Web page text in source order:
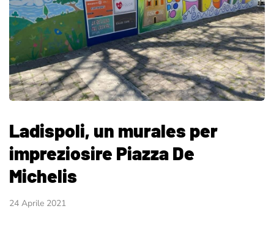
Ladispoli, un murales per
impreziosire Piazza De
Michelis
24 Aprile 2021